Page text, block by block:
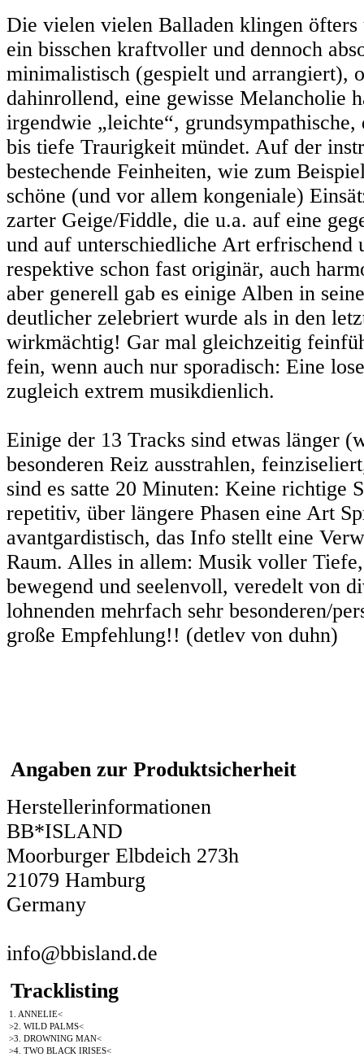
Die vielen vielen Balladen klingen
ein bisschen kraftvoller und dennoch
minimalistisch (gespielt und arrangiert),
dahinrollend, eine gewisse Melancholie
irgendwie „leichte“,
bis tiefe Traurigkeit mündet. Auf der
bestechende Feinheiten, wie zum
schöne (und vor allem kongeniale)
zarter Geige/Fiddle, die u.a. auf eine
und auf unterschiedliche Art erfrischend
respektive schon fast originär, auch
aber generell gab es einige Alben in
deutlicher zelebriert wurde als in den
wirkmächtig! Gar mal gleichzeitig
fein, wenn auch nur sporadisch: Eine
zugleich extrem musikdienlich.
Einige der 13 Tracks sind etwas länger
besonderen Reiz ausstrahlen,
sind es satte 20 Minuten: Keine richtige
repetitiv, über längere Phasen eine Art
avantgardistisch, das Info stellt eine
Raum. Alles in allem: Musik voller
bewegend und seelenvoll, veredelt von
lohnenden mehrfach sehr besonderen/
große Empfehlung!! (detlev von duhn)
Angaben zur Produktsicherheit
Herstellerinformationen
BB*ISLAND
Moorburger Elbdeich 273h
21079 Hamburg
Germany
info@bbisland.de
Tracklisting
1. ANNELIE<
>2. WILD PALMS<
>3. DROWNING MAN<
>4. TWO BLACK IRISES<